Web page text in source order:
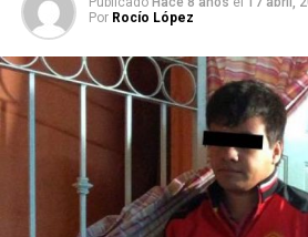
Por Rocío López